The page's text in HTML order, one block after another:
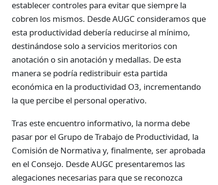
establecer controles para evitar que siempre la
cobren los mismos. Desde AUGC consideramos que
esta productividad debería reducirse al mínimo,
destinándose solo a servicios meritorios con
anotación o sin anotación y medallas. De esta
manera se podría redistribuir esta partida
económica en la productividad O3, incrementando
la que percibe el personal operativo.
Tras este encuentro informativo, la norma debe
pasar por el Grupo de Trabajo de Productividad, la
Comisión de Normativa y, finalmente, ser aprobada
en el Consejo. Desde AUGC presentaremos las
alegaciones necesarias para que se reconozca